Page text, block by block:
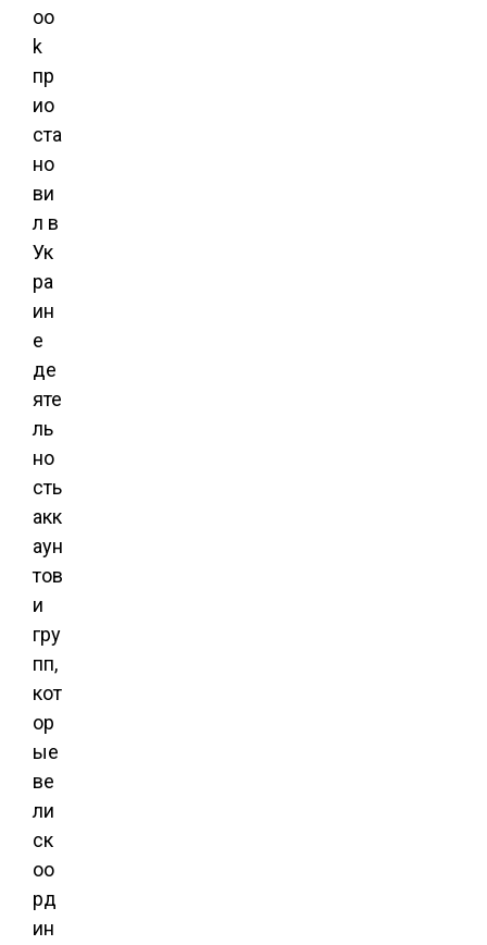
oo
k
пр
ио
ста
но
ви
л в
Ук
ра
ин
е
де
яте
ль
но
сть
акк
аун
тов
и
гру
пп,
кот
ор
ые
ве
ли
ск
оо
рд
ин